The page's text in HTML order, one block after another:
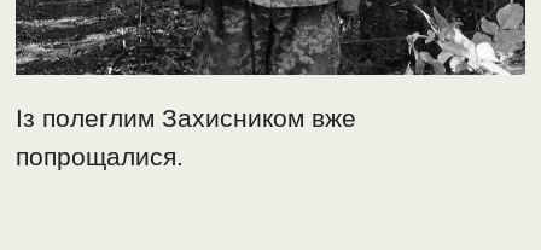
Із полеглим Захисником вже
попрощалися.